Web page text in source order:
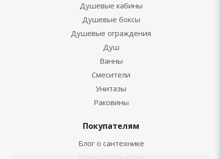
Душевые кабины
Душевые боксы
Душевые ограждения
Душ
Ванны
Смесители
Унитазы
Раковины
Покупателям
Блог о сантехнике